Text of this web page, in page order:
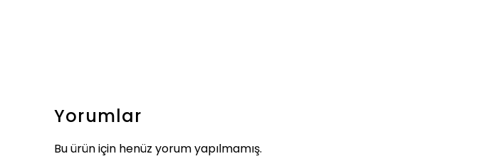
Yorumlar
Bu ürün için henüz yorum yapılmamış.